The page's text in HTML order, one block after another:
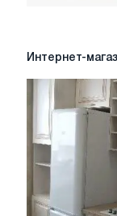
Интернет-
магазин
мебели
«Mebel169»
Интернет-